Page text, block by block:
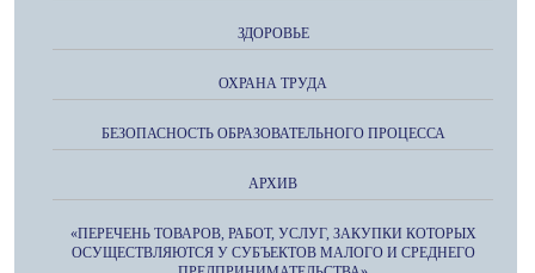
ЗДОРОВЬЕ
ОХРАНА ТРУДА
БЕЗОПАСНОСТЬ ОБРАЗОВАТЕЛЬНОГО ПРОЦЕССА
АРХИВ
«ПЕРЕЧЕНЬ ТОВАРОВ, РАБОТ, УСЛУГ, ЗАКУПКИ КОТОРЫХ
ОСУЩЕСТВЛЯЮТСЯ У СУБЪЕКТОВ МАЛОГО И СРЕДНЕГО